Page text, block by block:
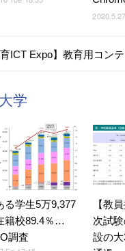
育ICT Expo】教育用コン
大学
る学生5万9,377
籍校89.4％…
調査
【教
次試
設の